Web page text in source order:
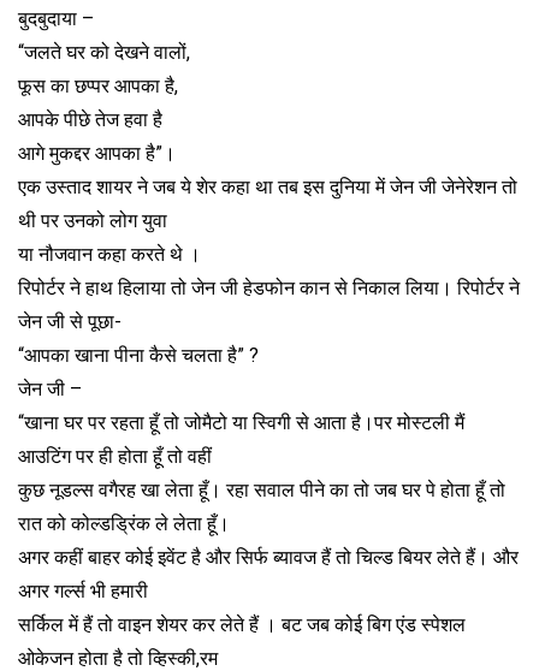
बुदबुदाया –
“जलते घर को देखने वालों,
फूस का छप्पर आपका है,
आपके पीछे तेज हवा है
आगे मुकद्दर आपका है”।
एक उस्ताद शायर ने जब ये शेर कहा था तब इस दुनिया में जेन जी जेनेरेशन तो
थी पर उनको लोग युवा
या नौजवान कहा करते थे ।
रिपोर्टर ने हाथ हिलाया तो जेन जी हेडफोन कान से निकाल लिया। रिपोर्टर ने
जेन जी से पूछा-
“आपका खाना पीना कैसे चलता है” ?
जेन जी –
“खाना घर पर रहता हूँ तो जोमैटो या स्विगी से आता है।पर मोस्टली मैं
आउटिंग पर ही होता हूँ तो वहीं
कुछ नूडल्स वगैरह खा लेता हूँ। रहा सवाल पीने का तो जब घर पे होता हूँ तो
रात को कोल्डड्रिंक ले लेता हूँ।
अगर कहीं बाहर कोई इवेंट है और सिर्फ ब्यावज हैं तो चिल्ड बियर लेते हैं। और
अगर गर्ल्स भी हमारी
सर्किल में हैं तो वाइन शेयर कर लेते हैं । बट जब कोई बिग एंड स्पेशल
ओकेजन होता है तो व्हिस्की,रम